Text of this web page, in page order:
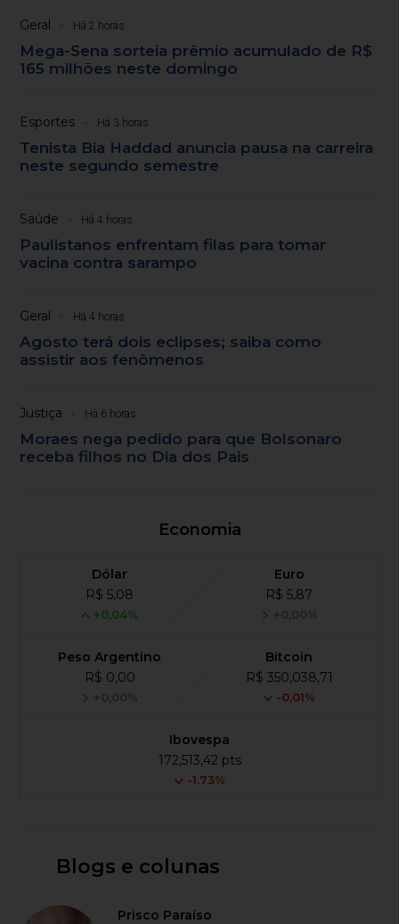
Geral Há 2 horas
Mega-Sena sorteia prêmio acumulado de R$
165 milhões neste domingo
Esportes Há 3 horas
Tenista Bia Haddad anuncia pausa na carreira
neste segundo semestre
Saúde Há 4 horas
Paulistanos enfrentam filas para tomar
vacina contra sarampo
Geral Há 4 horas
Agosto terá dois eclipses; saiba como
assistir aos fenômenos
Justiça Há 6 horas
Moraes nega pedido para que Bolsonaro
receba filhos no Dia dos Pais
Economia
Dólar
R$ 5,08
+0,04%
Euro
R$ 5,87
+0,00%
Peso Argentino
R$ 0,00
+0,00%
Bitcoin
R$ 350,038,71
-0,01%
Ibovespa
172,513,42 pts
-1.73%
Blogs e colunas
Prisco Paraíso